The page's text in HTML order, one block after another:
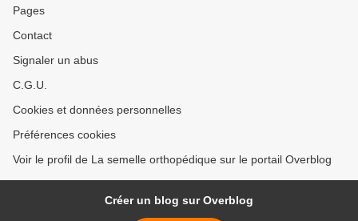
Pages
Contact
Signaler un abus
C.G.U.
Cookies et données personnelles
Préférences cookies
Voir le profil de La semelle orthopédique sur le portail Overblog
Créer un blog sur Overblog